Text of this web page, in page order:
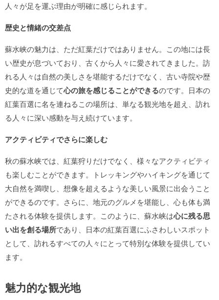
人々が足を運ぶ理由が明確に感じられます。
歴史と情緒の交差点
蘇水峡の魅力は、ただ紅葉だけではありません。この地には長
い歴史が息づいており、古くから人々に愛されてきました。訪
れる人々は自然の美しさを堪能するだけでなく、古い寺院や歴
史的な道を通じて心の旅を感じることができるのです。日本の
紅葉百選に名を連ねるこの場所は、単なる観光地を超え、訪れ
る人々に深い感動を与え続けています。
アクティビティでさらに楽しむ
秋の蘇水峡では、紅葉狩りだけでなく、様々なアクティビティ
も楽しむことができます。トレッキングやハイキングを通じて
大自然を満喫し、想像を超えるような美しい風景に出会うこと
ができるのです。さらに、地元のグルメを堪能し、心も体も満
たされる体験を提供します。このように、蘇水峡は心に残る思
い出を創る場所であり、日本の紅葉百選にふさわしいスポット
として、訪れるすべての人々にとって特別な体験を提供してい
ます。
魅力的な観光地